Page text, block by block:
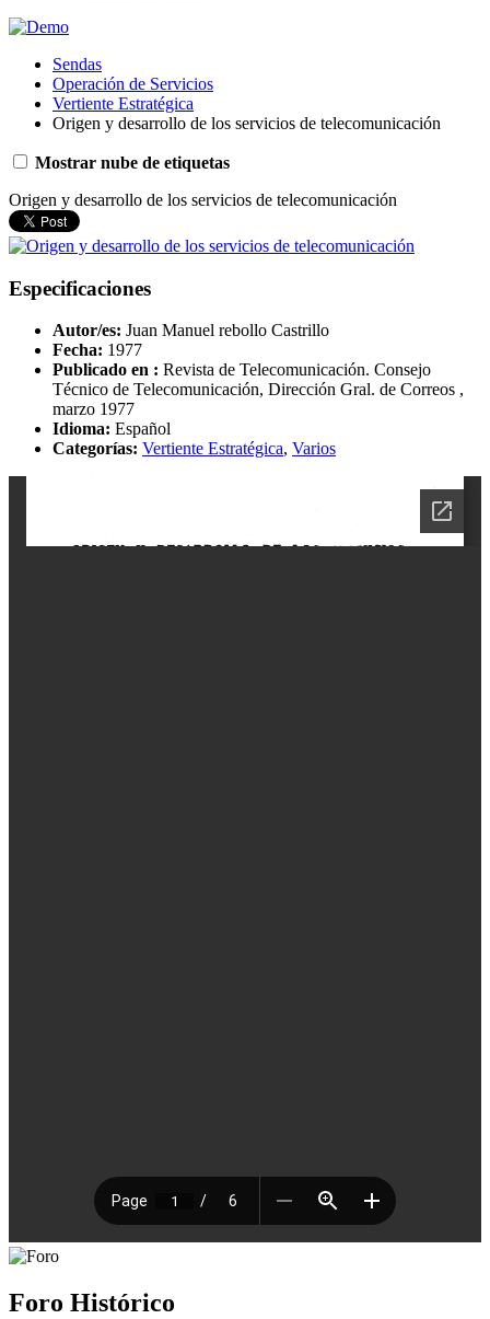
Sendas
Operación de Servicios
Vertiente Estratégica
Origen y desarrollo de los servicios de telecomunicación
Mostrar nube de etiquetas
Origen y desarrollo de los servicios de telecomunicación
Especificaciones
Autor/es: Juan Manuel rebollo Castrillo
Fecha: 1977
Publicado en : Revista de Telecomunicación. Consejo
Técnico de Telecomunicación, Dirección Gral. de Correos ,
marzo 1977
Idioma: Español
Categorías: Vertiente Estratégica, Varios
Foro Histórico